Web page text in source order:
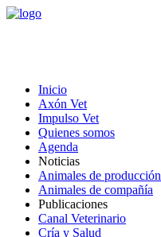
Inicio
Axón Vet
Impulso Vet
Quienes somos
Agenda
Noticias
Animales de producción
Animales de compañía
Publicaciones
Canal Veterinario
Cría y Salud